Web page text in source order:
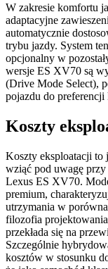
W zakresie komfortu
adaptacyjne
automatycznie
trybu jazdy. System
opcjonalny w
wersje ES XV70 są
(Drive Mode Select),
pojazdu do
Koszty
Koszty eksploatacji to
wziąć pod uwagę
Lexus ES XV70.
premium,
utrzymania w
filozofia
przekłada się na
Szczególnie
kosztów w stosunku